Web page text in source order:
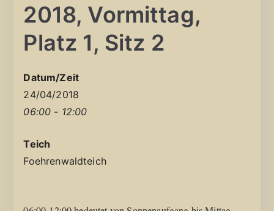
2018, Vormittag,
Platz 1, Sitz 2
Datum/Zeit
24/04/2018
06:00 - 12:00
Teich
Foehrenwaldteich